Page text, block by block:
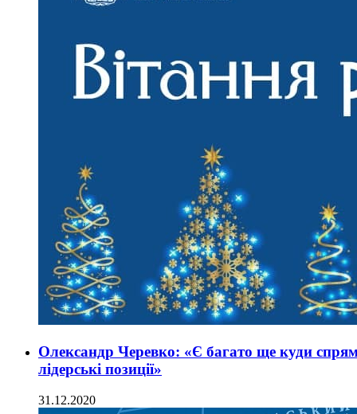
Олександр Черевко: «Є багато ще куди
лідерські позиції»
31.12.2020